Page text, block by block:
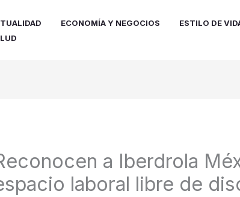
ECONOMÍA Y NEGOCIOS ESTILO DE
a Iberdrola
laboral libre de